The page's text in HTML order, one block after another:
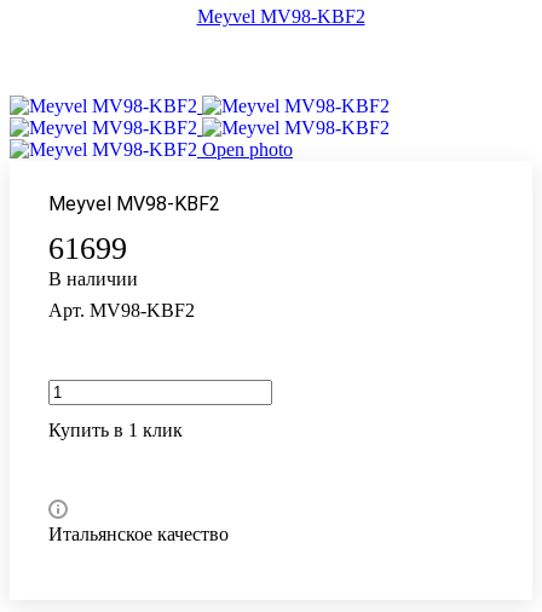
Open photo
Meyvel MV98-KBF2
61699
В наличии
Арт. MV98-KBF2
Купить в 1 клик
Итальянское качество